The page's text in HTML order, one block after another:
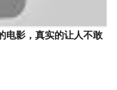
电影，真实的让人不敢